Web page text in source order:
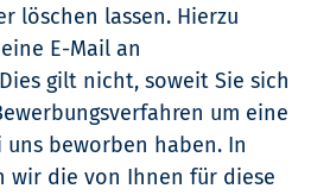
löschen lassen. Hierzu
E-Mail an
Dies gilt nicht, soweit Sie sich
um eine
beworben haben. In
wir die von Ihnen für diese